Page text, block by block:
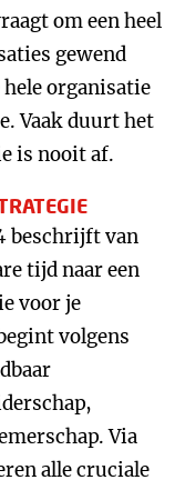
om een heel
gewend
organisatie
Vaak duurt het
is nooit af.
beschrijft van
tijd naar een
voor je
volgens
Via
alle cruciale